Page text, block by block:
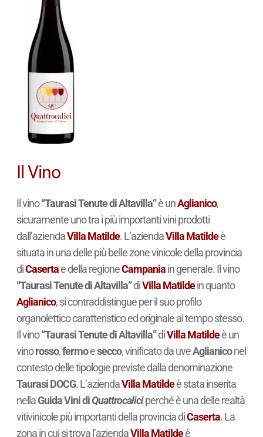
Il Vino
Il vino“Taurasi Tenute di Altavilla”è unAglianico,
sicuramente uno tra i più importanti vini prodotti
dall’aziendaVilla Matilde. L’aziendaVilla Matildeè
situata in una delle più belle zone vinicole della provincia
diCasertae della regioneCampaniain generale. Il vino
“Taurasi Tenute di Altavilla”diVilla Matildein quanto
Aglianico, si contraddistingue per il suo profilo
organolettico caratteristico ed originale al tempo stesso.
Il vino“Taurasi Tenute di Altavilla”diVilla Matildeè un
vinorosso,fermoesecco, vinificato da uveAglianiconel
contesto delle tipologie previste dalla denominazione
Taurasi DOCG. L’aziendaVilla Matildeè stata inserita
nellaGuida Vini diQuattrocaliciperché è una delle realtà
vitivinicole più importanti della provincia diCaserta. La
zona in cui si trova l’aziendaVilla Matildeè